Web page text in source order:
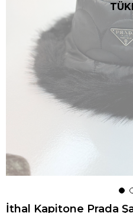
İthal Kapitone Prada